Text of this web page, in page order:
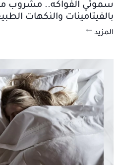
سموثي الفواكه.. مشروب
بالفيتامينات والنكهات
المزيد